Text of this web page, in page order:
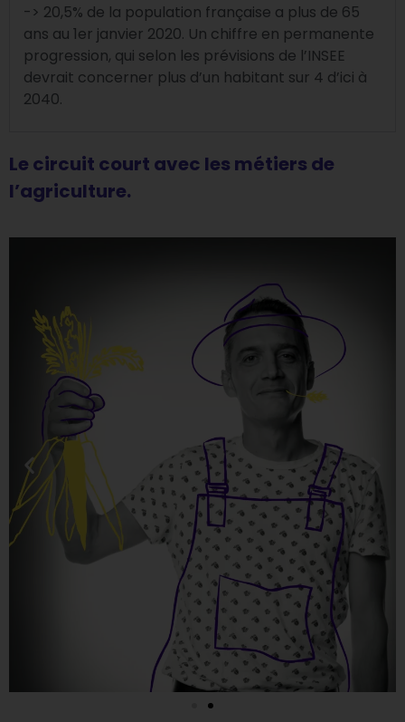
-> 20,5% de la population française a plus de 65
ans au 1er janvier 2020. Un chiffre en permanente
progression, qui selon les prévisions de l’INSEE
devrait concerner plus d’un habitant sur 4 d’ici à
2040.
Le circuit court avec les métiers de
l’agriculture.